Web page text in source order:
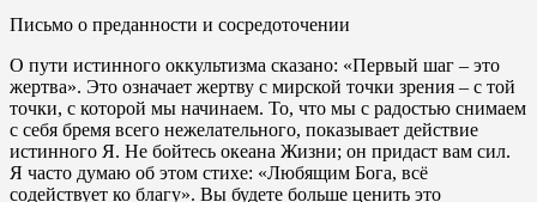
Письмо о преданности и сосредоточении
О пути истинного оккультизма сказано: «Первый шаг – это
жертва». Это означает жертву с мирской точки зрения – с той
точки, с которой мы начинаем. То, что мы с радостью снимаем
с себя бремя всего нежелательного, показывает действие
истинного Я. Не бойтесь океана Жизни; он придаст вам сил.
Я часто думаю об этом стихе: «Любящим Бога, всё
содействует ко благу». Вы будете больше ценить это